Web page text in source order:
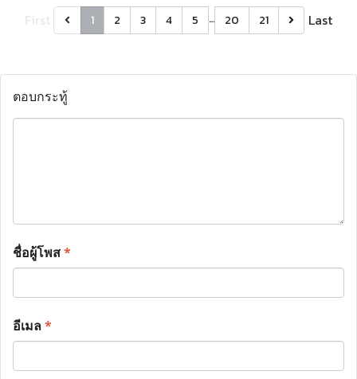
1 2 3 4 5 … 20 21 Last
ตอบกระทู้
ชื่อผู้โพส*
อีเมล*